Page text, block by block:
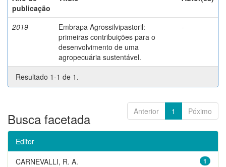
publicação
2019
Embrapa Agrossilvipastoril:
primeiras contribuições para o
desenvolvimento de uma
agropecuária sustentável.
-
Resultado 1-1 de 1.
Anterior 1 Póximo
Busca facetada
Editor
1
CARNEVALLI, R. A.